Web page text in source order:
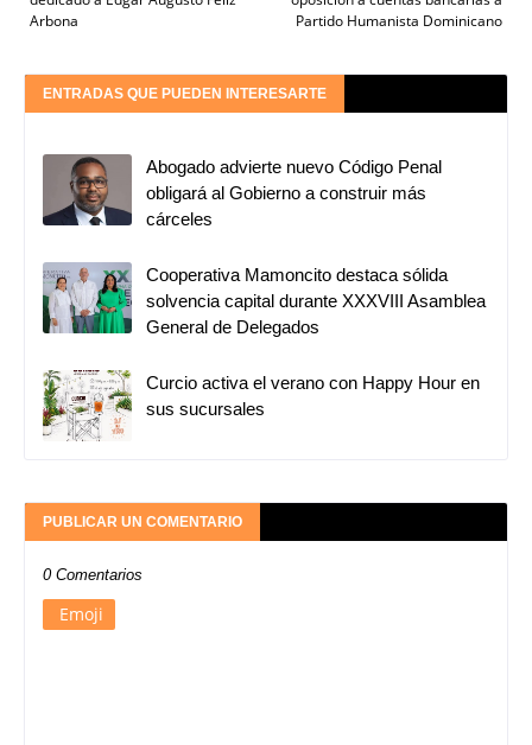
Partido Humanista Dominicano
Arbona
ENTRADAS QUE PUEDEN INTERESARTE
Abogado advierte nuevo Código Penal
obligará al Gobierno a construir más
cárceles
Cooperativa Mamoncito destaca sólida
solvencia capital durante XXXVIII Asamblea
General de Delegados
Curcio activa el verano con Happy Hour en
sus sucursales
PUBLICAR UN COMENTARIO
0 Comentarios
Emoji